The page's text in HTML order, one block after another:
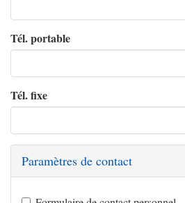
Tél. portable
Tél. fixe
Paramètres de contact